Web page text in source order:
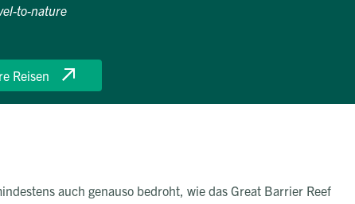
to-nature
Reisen
auch genauso bedroht, wie das Great Barrier Reef